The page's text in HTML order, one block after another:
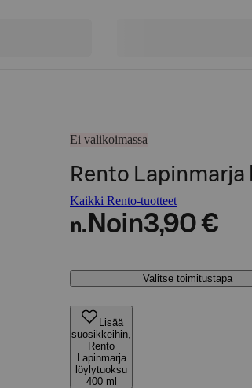
Ei valikoimassa
Rento
Kaikki Rento-tuotteet
n. Noin3,90 €
Valitse toimitustapa
Lisää
suosikkeihin,
Rento
Lapinmarja
löylytuoksu
400 ml